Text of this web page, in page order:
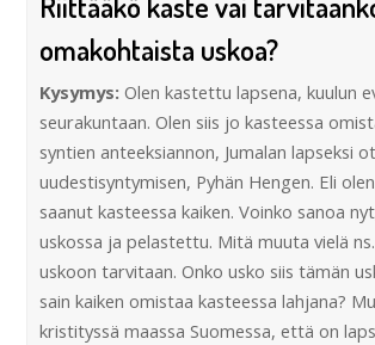
omakohtaista uskoa?
Kysymys:Olen kastettu lapsena, kuulun
seurakuntaan. Olen siis jo kasteessa
syntien anteeksiannon, Jumalan lapseksi
uudestisyntymisen, Pyhän Hengen. Eli
saanut kasteessa kaiken. Voinko sanoa
uskossa ja pelastettu. Mitä muuta vielä
uskoon tarvitaan. Onko usko siis tämän
sain kaiken omistaa kasteessa lahjana?
kristityssä maassa Suomessa, että on